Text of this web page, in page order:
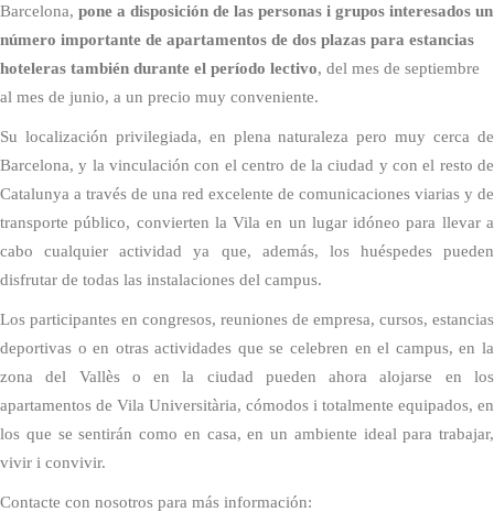
Barcelona, pone a disposición de las personas i grupos interesados un
número importante de apartamentos de dos plazas para estancias
hoteleras también durante el período lectivo, del mes de septiembre
al mes de junio, a un precio muy conveniente.
Su localización privilegiada, en plena naturaleza pero muy cerca de
Barcelona, y la vinculación con el centro de la ciudad y con el resto de
Catalunya a través de una red excelente de comunicaciones viarias y de
transporte público, convierten la Vila en un lugar idóneo para llevar a
cabo cualquier actividad ya que, además, los huéspedes pueden
disfrutar de todas las instalaciones del campus.
Los participantes en congresos, reuniones de empresa, cursos, estancias
deportivas o en otras actividades que se celebren en el campus, en la
zona del Vallès o en la ciudad pueden ahora alojarse en los
apartamentos de Vila Universitària, cómodos i totalmente equipados, en
los que se sentirán como en casa, en un ambiente ideal para trabajar,
vivir i convivir.
Contacte con nosotros para más información: